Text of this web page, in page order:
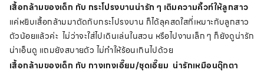
เสื้อกล้ามของเด็ก กับ กระโปรงบานน่ารัก ๆ เติมความคิ้วท์ให้ลูกสาว
แค่หยิบเสื้อกล้ามมาตัดกับกระโปรงบาน ก็ได้ลุคสดใสที่เหมาะกับลูกสาว
ตัวน้อยแล้วค่ะ ไม่ว่าจะใส่ไปเดินเล่นในสวน หรือไปงานเล็ก ๆ ก็ยังดูน่ารัก
น่าเอ็นดู แถมยังสบายตัว ไม่ทำให้ร้อนเกินไปด้วย
เสื้อกล้ามของเด็ก กับ กางเกงเอี๊ยม/ชุดเอี๊ยม น่ารักเหมือนตุ๊กตา